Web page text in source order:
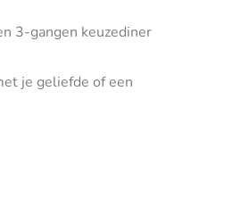
3-gangen keuzediner
je geliefde of een